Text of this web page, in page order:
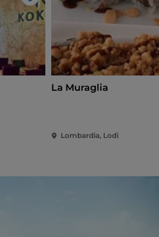
Me gusta
La Muraglia
Lombardia, Lodi